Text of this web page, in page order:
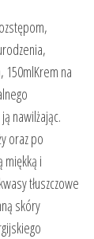
150mlKrem na
nawilżając.
oraz po
miękką i
tłuszczowe
skóry